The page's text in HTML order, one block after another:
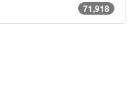
71,918